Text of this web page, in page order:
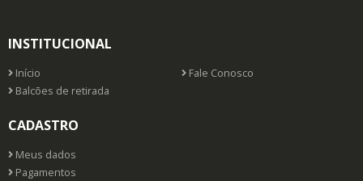
INSTITUCIONAL
Início
Fale Conosco
Balcões de retirada
CADASTRO
Meus dados
Pagamentos